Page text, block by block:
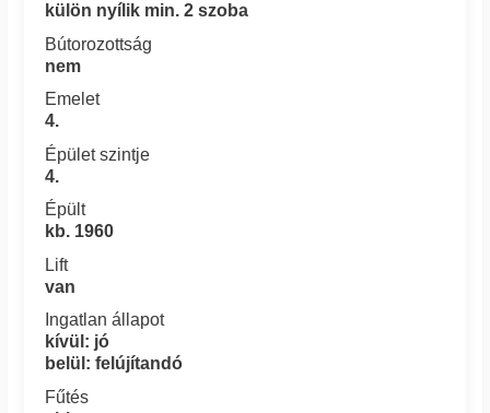
külön nyílik min. 2 szoba
Bútorozottság
nem
Emelet
4.
Épület szintje
4.
Épült
kb. 1960
Lift
van
Ingatlan állapot
kívül: jó
belül: felújítandó
Fűtés